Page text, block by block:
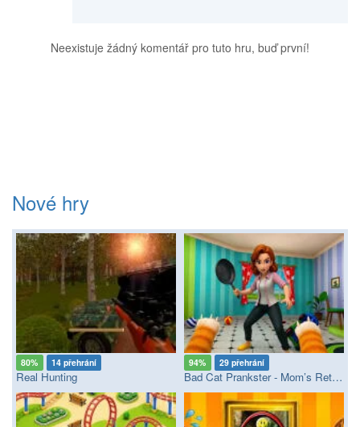
Neexistuje žádný komentář pro tuto hru, buď první!
Nové hry
80% 14 přehrání
Real Hunting
94% 29 přehrání
Bad Cat Prankster - Mom’s Return